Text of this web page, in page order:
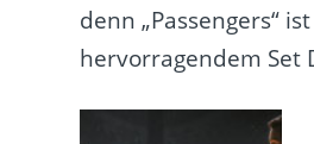
denn „Passengers“
hervorragendem Set